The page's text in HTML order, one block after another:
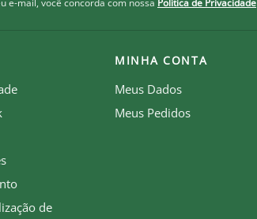
a venda de cada produto.
de
MINHA CONTA
Meus Dados
Meus Pedidos